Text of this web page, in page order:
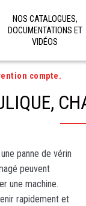
NOS CATALOGUES,
DOCUMENTATIONS ET
VIDÉOS
compte.
panne de vérin
peuvent
une machine.
rapidement et